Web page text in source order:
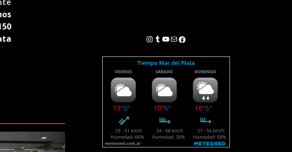
Instagram
Tumblr
YouTube
Correo electrónico
Facebook